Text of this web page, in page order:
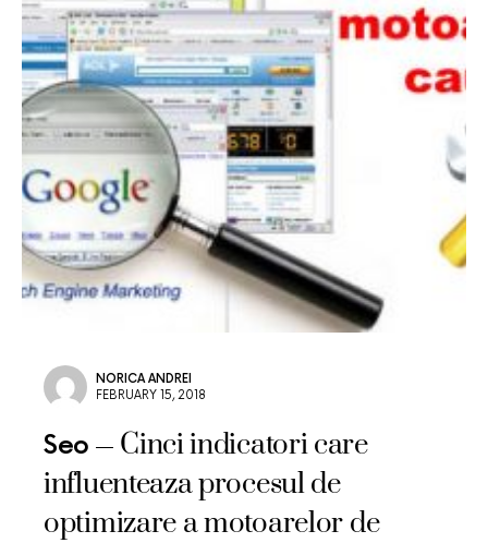
NORICA ANDREI
FEBRUARY 15, 2018
Seo
Cinci indicatori care
influenteaza procesul de
optimizare a motoarelor de